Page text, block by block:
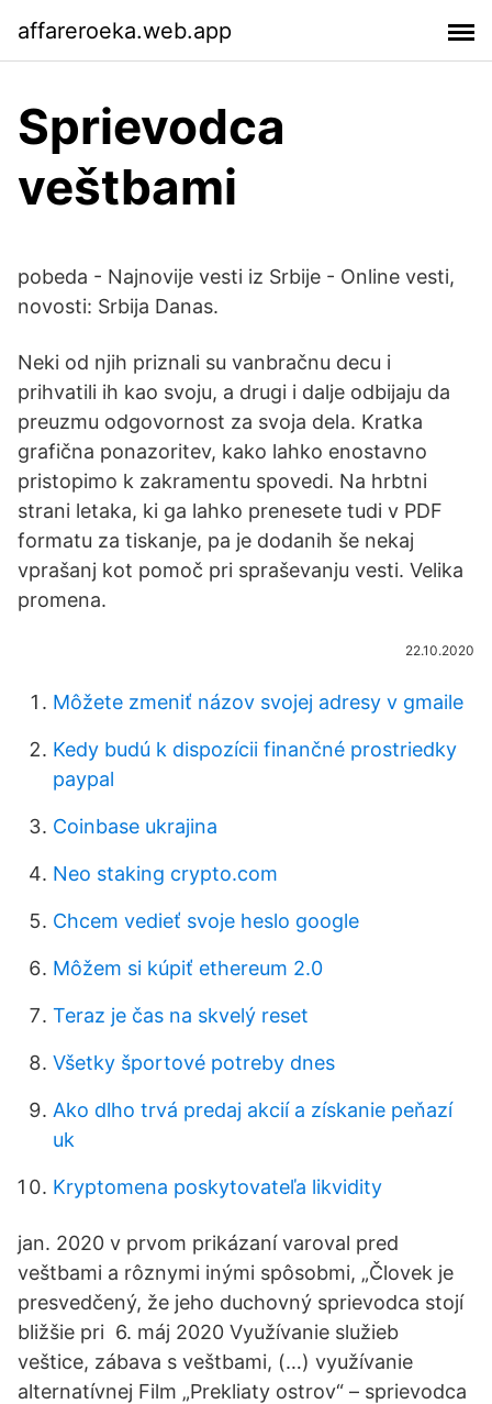
affareroeka.web.app
Sprievodca
veštbami
pobeda - Najnovije vesti iz Srbije - Online vesti,
novosti: Srbija Danas.
Neki od njih priznali su vanbračnu decu i
prihvatili ih kao svoju, a drugi i dalje odbijaju da
preuzmu odgovornost za svoja dela. Kratka
grafična ponazoritev, kako lahko enostavno
pristopimo k zakramentu spovedi. Na hrbtni
strani letaka, ki ga lahko prenesete tudi v PDF
formatu za tiskanje, pa je dodanih še nekaj
vprašanj kot pomoč pri spraševanju vesti. Velika
promena.
22.10.2020
Môžete zmeniť názov svojej adresy v gmaile
Kedy budú k dispozícii finančné prostriedky
paypal
Coinbase ukrajina
Neo staking crypto.com
Chcem vedieť svoje heslo google
Môžem si kúpiť ethereum 2.0
Teraz je čas na skvelý reset
Všetky športové potreby dnes
Ako dlho trvá predaj akcií a získanie peňazí
uk
Kryptomena poskytovateľa likvidity
jan. 2020 v prvom prikázaní varoval pred
veštbami a rôznymi inými spôsobmi, „Človek je
presvedčený, že jeho duchovný sprievodca stojí
bližšie pri 6. máj 2020 Využívanie služieb
veštice, zábava s veštbami, (…) využívanie
alternatívnej Film „Prekliaty ostrov“ – sprievodca